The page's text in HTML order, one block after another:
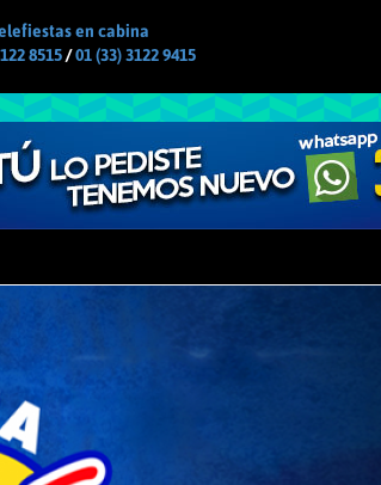
en cabina
8515/01 (33) 3122 9415